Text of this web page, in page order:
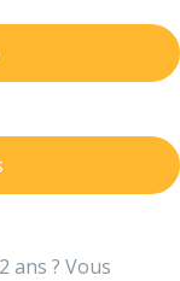
ans ? Vous